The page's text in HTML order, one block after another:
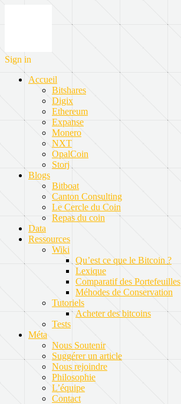
Sign in
Accueil
Bitshares
Digix
Ethereum
Expanse
Monero
NXT
OpalCoin
Storj
Blogs
Bitboat
Canton Consulting
Le Cercle du Coin
Repas du coin
Data
Ressources
Wiki
Qu’est ce que le Bitcoin ?
Lexique
Comparatif des Portefeuilles
Méhodes de Conservation
Tutoriels
Acheter des bitcoins
Tests
Méta
Nous Soutenir
Suggérer un article
Nous rejoindre
Philosophie
L’équipe
Contact